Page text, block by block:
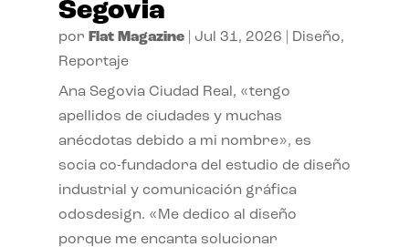
Segovia
por Flat Magazine| Jul 31, 2026 Diseño,
Reportaje
Ana Segovia Ciudad Real, «tengo
apellidos de ciudades y muchas
anécdotas debido a mi nombre», es
socia co-fundadora del estudio de diseño
industrial y comunicación gráfica
odosdesign. «Me dedico al diseño
porque me encanta solucionar